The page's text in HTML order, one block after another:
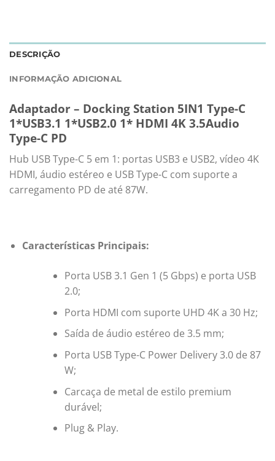
DESCRIÇÃO
INFORMAÇÃO ADICIONAL
Adaptador – Docking Station 5IN1 Type-C
1*USB3.1 1*USB2.0 1* HDMI 4K 3.5Audio
Type-C PD
Hub USB Type-C 5 em 1: portas USB3 e USB2, vídeo 4K
HDMI, áudio estéreo e USB Type-C com suporte a
carregamento PD de até 87W.
Características Principais:
Porta USB 3.1 Gen 1 (5 Gbps) e porta USB
2.0;
Porta HDMI com suporte UHD 4K a 30 Hz;
Saída de áudio estéreo de 3.5 mm;
Porta USB Type-C Power Delivery 3.0 de 87
W;
Carcaça de metal de estilo premium
durável;
Plug & Play.